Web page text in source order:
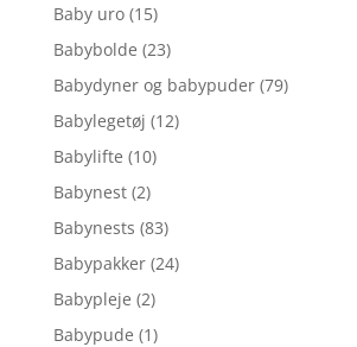
Baby uro (15)
Babybolde (23)
Babydyner og babypuder (79)
Babylegetøj (12)
Babylifte (10)
Babynest (2)
Babynests (83)
Babypakker (24)
Babypleje (2)
Babypude (1)